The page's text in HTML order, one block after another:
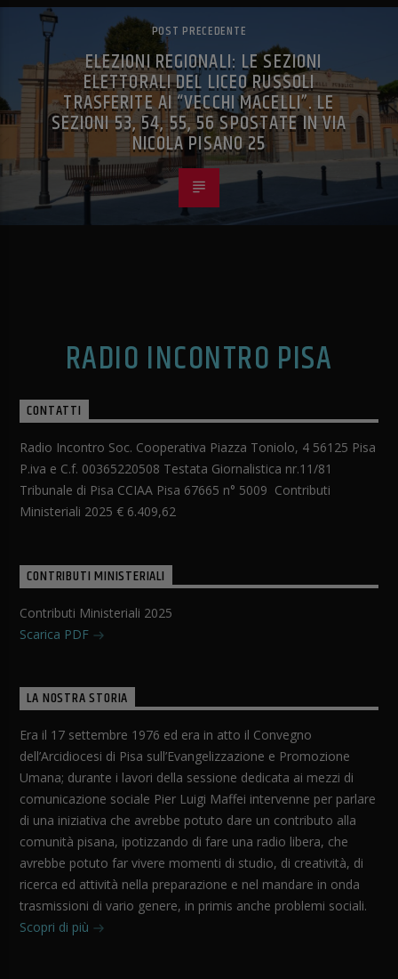
POST PRECEDENTE
ELEZIONI REGIONALI: LE SEZIONI
ELETTORALI DEL LICEO RUSSOLI
TRASFERITE AI “VECCHI MACELLI”. LE
SEZIONI 53, 54, 55, 56 SPOSTATE IN VIA
NICOLA PISANO 25
RADIO INCONTRO PISA
CONTATTI
Radio Incontro Soc. Cooperativa Piazza Toniolo, 4 56125 Pisa
P.iva e C.f. 00365220508 Testata Giornalistica nr.11/81
Tribunale di Pisa CCIAA Pisa 67665 n° 5009 Contributi
Ministeriali 2025 € 6.409,62
CONTRIBUTI MINISTERIALI
Contributi Ministeriali 2025
Scarica PDF
LA NOSTRA STORIA
Era il 17 settembre 1976 ed era in atto il Convegno
dell’Arcidiocesi di Pisa sull’Evangelizzazione e Promozione
Umana; durante i lavori della sessione dedicata ai mezzi di
comunicazione sociale Pier Luigi Maffei intervenne per parlare
di una iniziativa che avrebbe potuto dare un contributo alla
comunità pisana, ipotizzando di fare una radio libera, che
avrebbe potuto far vivere momenti di studio, di creatività, di
ricerca ed attività nella preparazione e nel mandare in onda
trasmissioni di vario genere, in primis anche problemi sociali.
Scopri di più